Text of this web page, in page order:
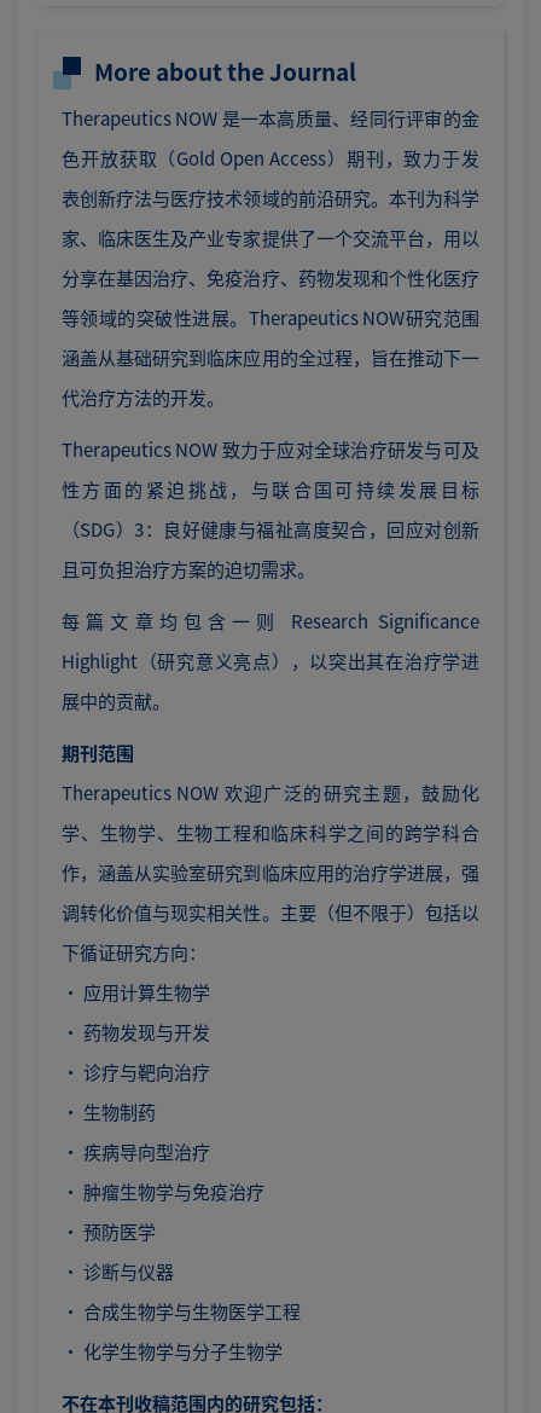
More about the Journal
Therapeutics NOW 是一本高质量、经同行评审的金
色开放获取（Gold Open Access）期刊，致力于发
表创新疗法与医疗技术领域的前沿研究。本刊为科学
家、临床医生及产业专家提供了一个交流平台，用以
分享在基因治疗、免疫治疗、药物发现和个性化医疗
等领域的突破性进展。Therapeutics NOW研究范围
涵盖从基础研究到临床应用的全过程，旨在推动下一
代治疗方法的开发。
Therapeutics NOW 致力于应对全球治疗研发与可及
性方面的紧迫挑战，与联合国可持续发展目标
（SDG）3：良好健康与福祉高度契合，回应对创新
且可负担治疗方案的迫切需求。
每篇文章均包含一则 Research Significance
Highlight（研究意义亮点），以突出其在治疗学进
展中的贡献。
期刊范围
Therapeutics NOW 欢迎广泛的研究主题，鼓励化
学、生物学、生物工程和临床科学之间的跨学科合
作，涵盖从实验室研究到临床应用的治疗学进展，强
调转化价值与现实相关性。主要（但不限于）包括以
下循证研究方向：
· 应用计算生物学
· 药物发现与开发
· 诊疗与靶向治疗
· 生物制药
· 疾病导向型治疗
· 肿瘤生物学与免疫治疗
· 预防医学
· 诊断与仪器
· 合成生物学与生物医学工程
· 化学生物学与分子生物学
不在本刊收稿范围内的研究包括：